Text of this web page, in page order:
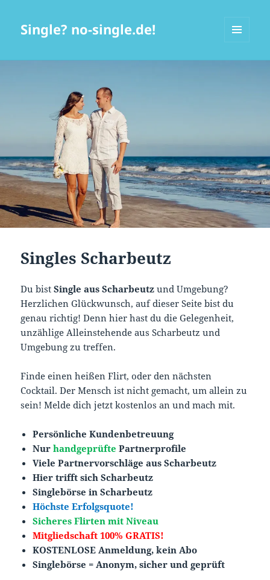
Single? no-single.de!
Singles Scharbeutz
Du bistSingle aus Scharbeutz und Umgebung?
Herzlichen Glückwunsch, auf dieser Seite bist du
genau richtig! Denn hier hast du die Gelegenheit,
unzählige Alleinstehende aus Scharbeutz und
Umgebung zu treffen.
Finde einen heißen Flirt, oder den nächsten
Cocktail. Der Mensch ist nicht gemacht, um allein zu
sein! Melde dich jetzt kostenlos an und mach mit.
Persönliche Kundenbetreuung
Nurhandgeprüfte Partnerprofile
Viele Partnervorschläge aus Scharbeutz
Hier trifft sich Scharbeutz
Singlebörse in Scharbeutz
Höchste Erfolgsquote!
Sicheres Flirten mit Niveau
Mitgliedschaft 100% GRATIS!
KOSTENLOSE Anmeldung, kein Abo
Singlebörse = Anonym, sicher und geprüft